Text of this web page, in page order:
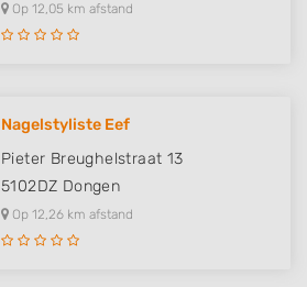
Op 12,05 km afstand
Nagelstyliste Eef
Pieter Breughelstraat 13
5102DZ Dongen
Op 12,26 km afstand